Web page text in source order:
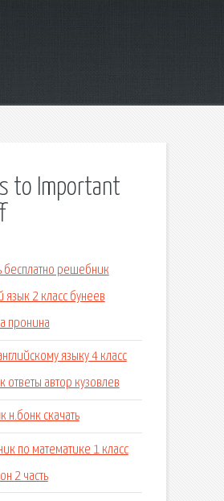
to Important
бесплатно решебник
язык 2 класс бунеев
пронина
языку 4 класс
ответы автор кузовлев
н.бонк скачать
по математике 1 класс
2 часть